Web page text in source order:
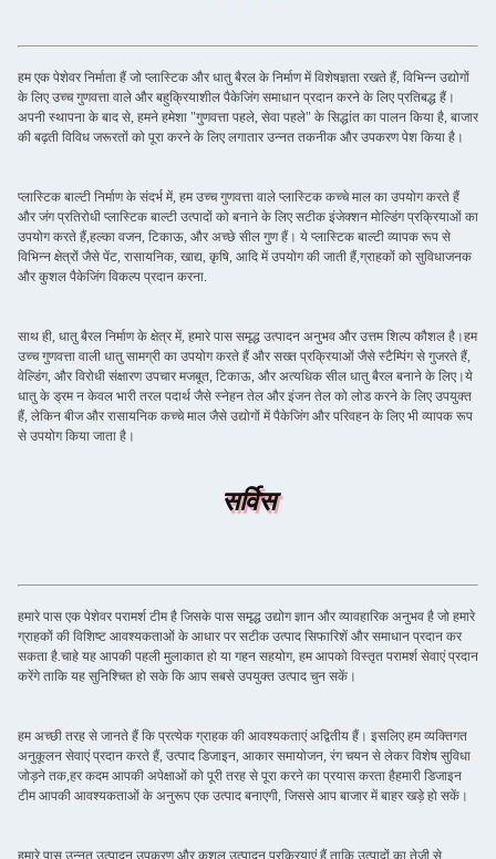
हम एक पेशेवर निर्माता हैं जो प्लास्टिक और धातु बैरल के निर्माण में विशेषज्ञता रखते हैं, विभिन्न उद्योगों
के लिए उच्च गुणवत्ता वाले और बहुक्रियाशील पैकेजिंग समाधान प्रदान करने के लिए प्रतिबद्ध हैं।
अपनी स्थापना के बाद से, हमने हमेशा "गुणवत्ता पहले, सेवा पहले" के सिद्धांत का पालन किया है, बाजार
की बढ़ती विविध जरूरतों को पूरा करने के लिए लगातार उन्नत तकनीक और उपकरण पेश किया है।
प्लास्टिक बाल्टी निर्माण के संदर्भ में, हम उच्च गुणवत्ता वाले प्लास्टिक कच्चे माल का उपयोग करते हैं
और जंग प्रतिरोधी प्लास्टिक बाल्टी उत्पादों को बनाने के लिए सटीक इंजेक्शन मोल्डिंग प्रक्रियाओं का
उपयोग करते हैं,हल्का वजन, टिकाऊ, और अच्छे सील गुण हैं। ये प्लास्टिक बाल्टी व्यापक रूप से
विभिन्न क्षेत्रों जैसे पेंट, रासायनिक, खाद्य, कृषि, आदि में उपयोग की जाती हैं,ग्राहकों को सुविधाजनक
और कुशल पैकेजिंग विकल्प प्रदान करना.
साथ ही, धातु बैरल निर्माण के क्षेत्र में, हमारे पास समृद्ध उत्पादन अनुभव और उत्तम शिल्प कौशल है।हम
उच्च गुणवत्ता वाली धातु सामग्री का उपयोग करते हैं और सख्त प्रक्रियाओं जैसे स्टैम्पिंग से गुजरते हैं,
वेल्डिंग, और विरोधी संक्षारण उपचार मजबूत, टिकाऊ, और अत्यधिक सील धातु बैरल बनाने के लिए।ये
धातु के ड्रम न केवल भारी तरल पदार्थ जैसे स्नेहन तेल और इंजन तेल को लोड करने के लिए उपयुक्त
हैं, लेकिन बीज और रासायनिक कच्चे माल जैसे उद्योगों में पैकेजिंग और परिवहन के लिए भी व्यापक रूप
से उपयोग किया जाता है।
सर्विस
हमारे पास एक पेशेवर परामर्श टीम है जिसके पास समृद्ध उद्योग ज्ञान और व्यावहारिक अनुभव है जो हमारे
ग्राहकों की विशिष्ट आवश्यकताओं के आधार पर सटीक उत्पाद सिफारिशें और समाधान प्रदान कर
सकता है.चाहे यह आपकी पहली मुलाकात हो या गहन सहयोग, हम आपको विस्तृत परामर्श सेवाएं प्रदान
करेंगे ताकि यह सुनिश्चित हो सके कि आप सबसे उपयुक्त उत्पाद चुन सकें।
हम अच्छी तरह से जानते हैं कि प्रत्येक ग्राहक की आवश्यकताएं अद्वितीय हैं। इसलिए हम व्यक्तिगत
अनुकूलन सेवाएं प्रदान करते हैं, उत्पाद डिजाइन, आकार समायोजन, रंग चयन से लेकर विशेष सुविधा
जोड़ने तक,हर कदम आपकी अपेक्षाओं को पूरी तरह से पूरा करने का प्रयास करता हैहमारी डिजाइन
टीम आपकी आवश्यकताओं के अनुरूप एक उत्पाद बनाएगी, जिससे आप बाजार में बाहर खड़े हो सकें।
हमारे पास उन्नत उत्पादन उपकरण और कुशल उत्पादन प्रक्रियाएं हैं ताकि उत्पादों का तेजी से